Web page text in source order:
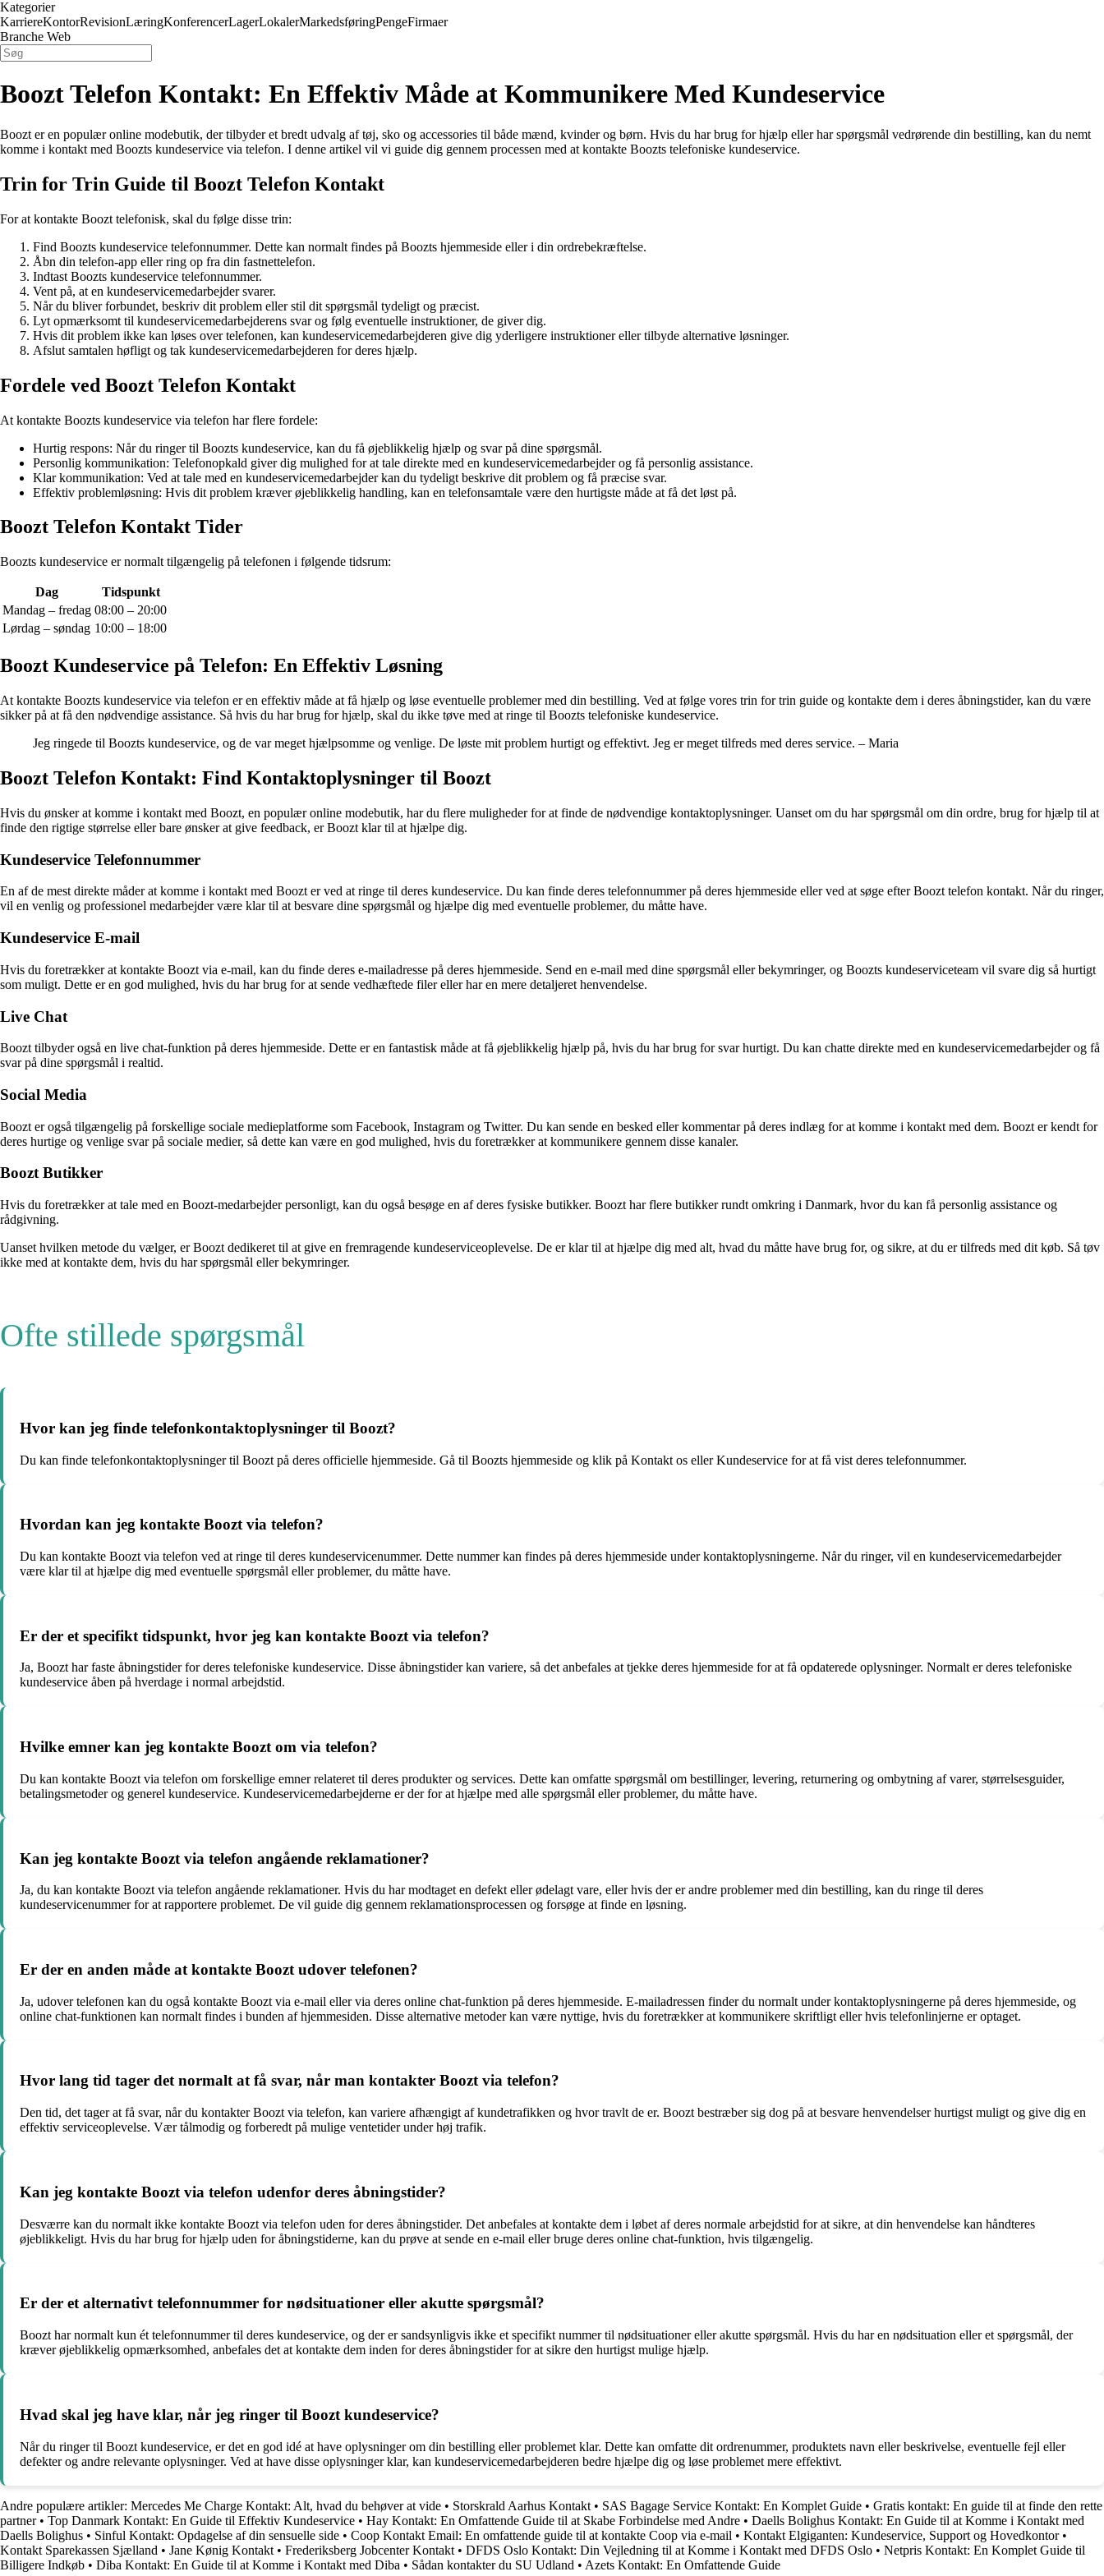
Kategorier
KarriereKontorRevisionLæringKonferencerLagerLokalerMarkedsføringPengeFirmaer
Branche Web
Boozt Telefon Kontakt: En Effektiv Måde at Kommunikere Med Kundeservice
Boozt er en populær online modebutik, der tilbyder et bredt udvalg af tøj, sko og accessories til både mænd, kvinder og børn. Hvis du har brug for hjælp eller har spørgsmål vedrørende din bestilling, kan du nemt
komme i kontakt med Boozts kundeservice via telefon. I denne artikel vil vi guide dig gennem processen med at kontakte Boozts telefoniske kundeservice.
Trin for Trin Guide til Boozt Telefon Kontakt
For at kontakte Boozt telefonisk, skal du følge disse trin:
Find Boozts kundeservice telefonnummer. Dette kan normalt findes på Boozts hjemmeside eller i din ordrebekræftelse.
Åbn din telefon-app eller ring op fra din fastnettelefon.
Indtast Boozts kundeservice telefonnummer.
Vent på, at en kundeservicemedarbejder svarer.
Når du bliver forbundet, beskriv dit problem eller stil dit spørgsmål tydeligt og præcist.
Lyt opmærksomt til kundeservicemedarbejderens svar og følg eventuelle instruktioner, de giver dig.
Hvis dit problem ikke kan løses over telefonen, kan kundeservicemedarbejderen give dig yderligere instruktioner eller tilbyde alternative løsninger.
Afslut samtalen høfligt og tak kundeservicemedarbejderen for deres hjælp.
Fordele ved Boozt Telefon Kontakt
At kontakte Boozts kundeservice via telefon har flere fordele:
Hurtig respons: Når du ringer til Boozts kundeservice, kan du få øjeblikkelig hjælp og svar på dine spørgsmål.
Personlig kommunikation: Telefonopkald giver dig mulighed for at tale direkte med en kundeservicemedarbejder og få personlig assistance.
Klar kommunikation: Ved at tale med en kundeservicemedarbejder kan du tydeligt beskrive dit problem og få præcise svar.
Effektiv problemløsning: Hvis dit problem kræver øjeblikkelig handling, kan en telefonsamtale være den hurtigste måde at få det løst på.
Boozt Telefon Kontakt Tider
Boozts kundeservice er normalt tilgængelig på telefonen i følgende tidsrum:
Dag
Tidspunkt
Mandag – fredag 08:00 – 20:00
Lørdag – søndag 10:00 – 18:00
Boozt Kundeservice på Telefon: En Effektiv Løsning
At kontakte Boozts kundeservice via telefon er en effektiv måde at få hjælp og løse eventuelle problemer med din bestilling. Ved at følge vores trin for trin guide og kontakte dem i deres åbningstider, kan du være
sikker på at få den nødvendige assistance. Så hvis du har brug for hjælp, skal du ikke tøve med at ringe til Boozts telefoniske kundeservice.
Jeg ringede til Boozts kundeservice, og de var meget hjælpsomme og venlige. De løste mit problem hurtigt og effektivt. Jeg er meget tilfreds med deres service. – Maria
Boozt Telefon Kontakt: Find Kontaktoplysninger til Boozt
Hvis du ønsker at komme i kontakt med Boozt, en populær online modebutik, har du flere muligheder for at finde de nødvendige kontaktoplysninger. Uanset om du har spørgsmål om din ordre, brug for hjælp til at
finde den rigtige størrelse eller bare ønsker at give feedback, er Boozt klar til at hjælpe dig.
Kundeservice Telefonnummer
En af de mest direkte måder at komme i kontakt med Boozt er ved at ringe til deres kundeservice. Du kan finde deres telefonnummer på deres hjemmeside eller ved at søge efter Boozt telefon kontakt. Når du ringer,
vil en venlig og professionel medarbejder være klar til at besvare dine spørgsmål og hjælpe dig med eventuelle problemer, du måtte have.
Kundeservice E-mail
Hvis du foretrækker at kontakte Boozt via e-mail, kan du finde deres e-mailadresse på deres hjemmeside. Send en e-mail med dine spørgsmål eller bekymringer, og Boozts kundeserviceteam vil svare dig så hurtigt
som muligt. Dette er en god mulighed, hvis du har brug for at sende vedhæftede filer eller har en mere detaljeret henvendelse.
Live Chat
Boozt tilbyder også en live chat-funktion på deres hjemmeside. Dette er en fantastisk måde at få øjeblikkelig hjælp på, hvis du har brug for svar hurtigt. Du kan chatte direkte med en kundeservicemedarbejder og få
svar på dine spørgsmål i realtid.
Social Media
Boozt er også tilgængelig på forskellige sociale medieplatforme som Facebook, Instagram og Twitter. Du kan sende en besked eller kommentar på deres indlæg for at komme i kontakt med dem. Boozt er kendt for
deres hurtige og venlige svar på sociale medier, så dette kan være en god mulighed, hvis du foretrækker at kommunikere gennem disse kanaler.
Boozt Butikker
Hvis du foretrækker at tale med en Boozt-medarbejder personligt, kan du også besøge en af deres fysiske butikker. Boozt har flere butikker rundt omkring i Danmark, hvor du kan få personlig assistance og
rådgivning.
Uanset hvilken metode du vælger, er Boozt dedikeret til at give en fremragende kundeserviceoplevelse. De er klar til at hjælpe dig med alt, hvad du måtte have brug for, og sikre, at du er tilfreds med dit køb. Så tøv
ikke med at kontakte dem, hvis du har spørgsmål eller bekymringer.
Ofte stillede spørgsmål
Hvor kan jeg finde telefonkontaktoplysninger til Boozt?
Du kan finde telefonkontaktoplysninger til Boozt på deres officielle hjemmeside. Gå til Boozts hjemmeside og klik på Kontakt os eller Kundeservice for at få vist deres telefonnummer.
Hvordan kan jeg kontakte Boozt via telefon?
Du kan kontakte Boozt via telefon ved at ringe til deres kundeservicenummer. Dette nummer kan findes på deres hjemmeside under kontaktoplysningerne. Når du ringer, vil en kundeservicemedarbejder
være klar til at hjælpe dig med eventuelle spørgsmål eller problemer, du måtte have.
Er der et specifikt tidspunkt, hvor jeg kan kontakte Boozt via telefon?
Ja, Boozt har faste åbningstider for deres telefoniske kundeservice. Disse åbningstider kan variere, så det anbefales at tjekke deres hjemmeside for at få opdaterede oplysninger. Normalt er deres telefoniske
kundeservice åben på hverdage i normal arbejdstid.
Hvilke emner kan jeg kontakte Boozt om via telefon?
Du kan kontakte Boozt via telefon om forskellige emner relateret til deres produkter og services. Dette kan omfatte spørgsmål om bestillinger, levering, returnering og ombytning af varer, størrelsesguider,
betalingsmetoder og generel kundeservice. Kundeservicemedarbejderne er der for at hjælpe med alle spørgsmål eller problemer, du måtte have.
Kan jeg kontakte Boozt via telefon angående reklamationer?
Ja, du kan kontakte Boozt via telefon angående reklamationer. Hvis du har modtaget en defekt eller ødelagt vare, eller hvis der er andre problemer med din bestilling, kan du ringe til deres
kundeservicenummer for at rapportere problemet. De vil guide dig gennem reklamationsprocessen og forsøge at finde en løsning.
Er der en anden måde at kontakte Boozt udover telefonen?
Ja, udover telefonen kan du også kontakte Boozt via e-mail eller via deres online chat-funktion på deres hjemmeside. E-mailadressen finder du normalt under kontaktoplysningerne på deres hjemmeside, og
online chat-funktionen kan normalt findes i bunden af ​​hjemmesiden. Disse alternative metoder kan være nyttige, hvis du foretrækker at kommunikere skriftligt eller hvis telefonlinjerne er optaget.
Hvor lang tid tager det normalt at få svar, når man kontakter Boozt via telefon?
Den tid, det tager at få svar, når du kontakter Boozt via telefon, kan variere afhængigt af kundetrafikken og hvor travlt de er. Boozt bestræber sig dog på at besvare henvendelser hurtigst muligt og give dig en
effektiv serviceoplevelse. Vær tålmodig og forberedt på mulige ventetider under høj trafik.
Kan jeg kontakte Boozt via telefon udenfor deres åbningstider?
Desværre kan du normalt ikke kontakte Boozt via telefon uden for deres åbningstider. Det anbefales at kontakte dem i løbet af deres normale arbejdstid for at sikre, at din henvendelse kan håndteres
øjeblikkeligt. Hvis du har brug for hjælp uden for åbningstiderne, kan du prøve at sende en e-mail eller bruge deres online chat-funktion, hvis tilgængelig.
Er der et alternativt telefonnummer for nødsituationer eller akutte spørgsmål?
Boozt har normalt kun ét telefonnummer til deres kundeservice, og der er sandsynligvis ikke et specifikt nummer til nødsituationer eller akutte spørgsmål. Hvis du har en nødsituation eller et spørgsmål, der
kræver øjeblikkelig opmærksomhed, anbefales det at kontakte dem inden for deres åbningstider for at sikre den hurtigst mulige hjælp.
Hvad skal jeg have klar, når jeg ringer til Boozt kundeservice?
Når du ringer til Boozt kundeservice, er det en god idé at have oplysninger om din bestilling eller problemet klar. Dette kan omfatte dit ordrenummer, produktets navn eller beskrivelse, eventuelle fejl eller
defekter og andre relevante oplysninger. Ved at have disse oplysninger klar, kan kundeservicemedarbejderen bedre hjælpe dig og løse problemet mere effektivt.
Andre populære artikler: Mercedes Me Charge Kontakt: Alt, hvad du behøver at vide • Storskrald Aarhus Kontakt • SAS Bagage Service Kontakt: En Komplet Guide • Gratis kontakt: En guide til at finde den rette
partner• Top Danmark Kontakt: En Guide til Effektiv Kundeservice • Hay Kontakt: En Omfattende Guide til at Skabe Forbindelse med Andre • Daells Bolighus Kontakt: En Guide til at Komme i Kontakt med
Daells Bolighus • Sinful Kontakt: Opdagelse af din sensuelle side • Coop Kontakt Email: En omfattende guide til at kontakte Coop via e-mail • Kontakt Elgiganten: Kundeservice, Support og Hovedkontor•
Kontakt Sparekassen Sjælland • Jane Kønig Kontakt • Frederiksberg Jobcenter Kontakt • DFDS Oslo Kontakt: Din Vejledning til at Komme i Kontakt med DFDS Oslo • Netpris Kontakt: En Komplet Guide til
Billigere Indkøb • Diba Kontakt: En Guide til at Komme i Kontakt med Diba • Sådan kontakter du SU Udland • Azets Kontakt: En Omfattende Guide